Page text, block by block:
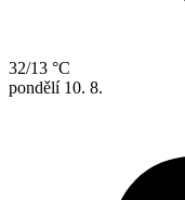
32/13 °C
pondělí 10. 8.